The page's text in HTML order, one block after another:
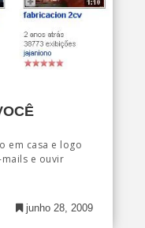
em casa e logo
e ouvir
junho 28, 2009